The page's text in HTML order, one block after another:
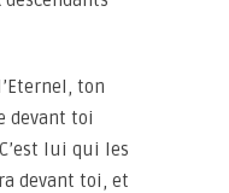
ton
devant toi
lui qui les
devant toi, et